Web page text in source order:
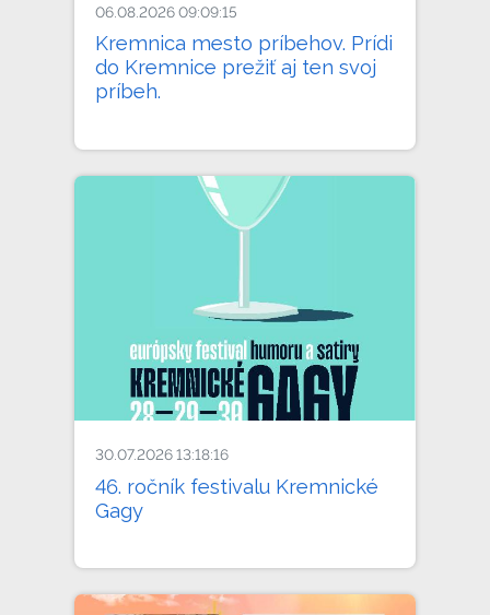
06.08.2026 09:09:15
Kremnica mesto príbehov. Prídi
do Kremnice prežiť aj ten svoj
príbeh.
30.07.2026 13:18:16
46. ročník festivalu Kremnické
Gagy